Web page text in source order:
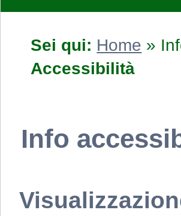
Sei qui: Home »
Accessibilità
Info